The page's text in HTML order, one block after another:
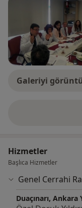
Galeriyi
Hizmetler
Başlıca Hizmetler
Genel Cerrahi
Duaçınarı, Ankara